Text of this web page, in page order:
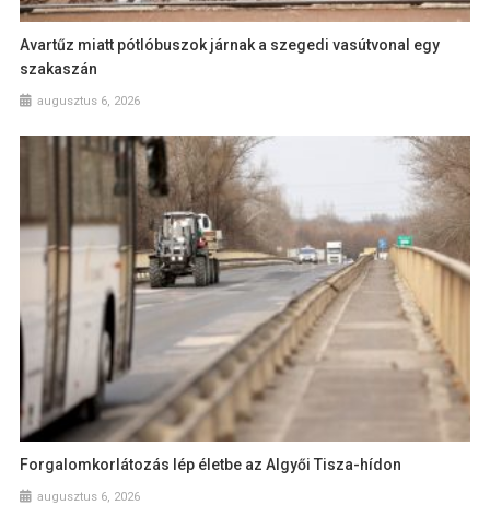
Avartűz miatt pótlóbuszok járnak a szegedi vasútvonal egy
szakaszán
augusztus 6, 2026
Forgalomkorlátozás lép életbe az Algyői Tisza-hídon
augusztus 6, 2026